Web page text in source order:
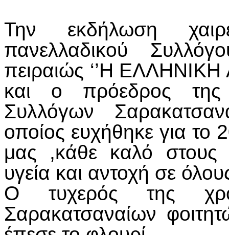
Την εκδήλωση
πανελλαδικού
πειραιώς ‘’Η
και ο πρόεδρος της
Συλλόγων
οποίος ευχήθηκε για το
μας ,κάθε καλό στους
υγεία και αντοχή σε
Ο τυχερός της
Σαρακατσαναίων